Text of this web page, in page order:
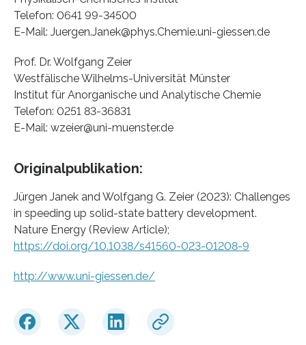
Telefon: 0641 99-34500
E-Mail: Juergen.Janek@phys.Chemie.uni-giessen.de
Prof. Dr. Wolfgang Zeier
Westfälische Wilhelms-Universität Münster
Institut für Anorganische und Analytische Chemie
Telefon: 0251 83-36831
E-Mail: wzeier@uni-muenster.de
Originalpublikation:
Jürgen Janek and Wolfgang G. Zeier (2023): Challenges
in speeding up solid-state battery development.
Nature Energy (Review Article);
https://doi.org/10.1038/s41560-023-01208-9
http://www.uni-giessen.de/